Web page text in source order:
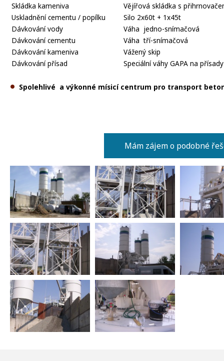
Skládka kameniva
Vějířová skládka s
Uskladnění cementu / popílku
Silo 2x60t + 1x45t
Dávkování vody
Váha jedno-snímačová
Dávkování cementu
Váha tří-snímačová
Dávkování kameniva
Vážený skip
Dávkování přísad
Speciální váhy GAPA na přísady
Spolehlivé a výkonné mísicí centrum pro transport
Mám zájem o podobné